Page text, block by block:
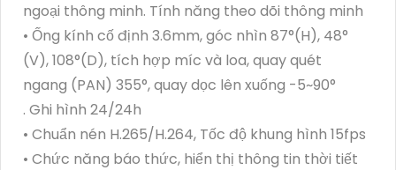
ngoại thông minh. Tính năng theo dõi thông minh
• Ống kính cố định 3.6mm, góc nhìn 87°(H), 48°
(V), 108°(D), tích hợp míc và loa, quay quét
ngang (PAN) 355°, quay dọc lên xuống -5~90°
. Ghi hình 24/24h
• Chuẩn nén H.265/H.264, Tốc độ khung hình 15fps
• Chức năng báo thức, hiển thị thông tin thời tiết